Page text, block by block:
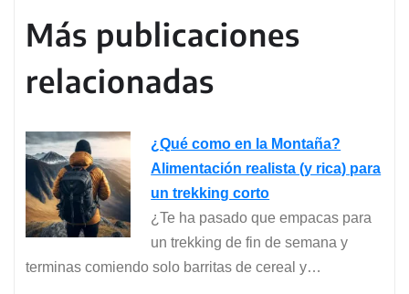
Más publicaciones
relacionadas
¿Qué como en la Montaña?
Alimentación realista (y rica) para
un trekking corto
¿Te ha pasado que empacas para
un trekking de fin de semana y
terminas comiendo solo barritas de cereal y…